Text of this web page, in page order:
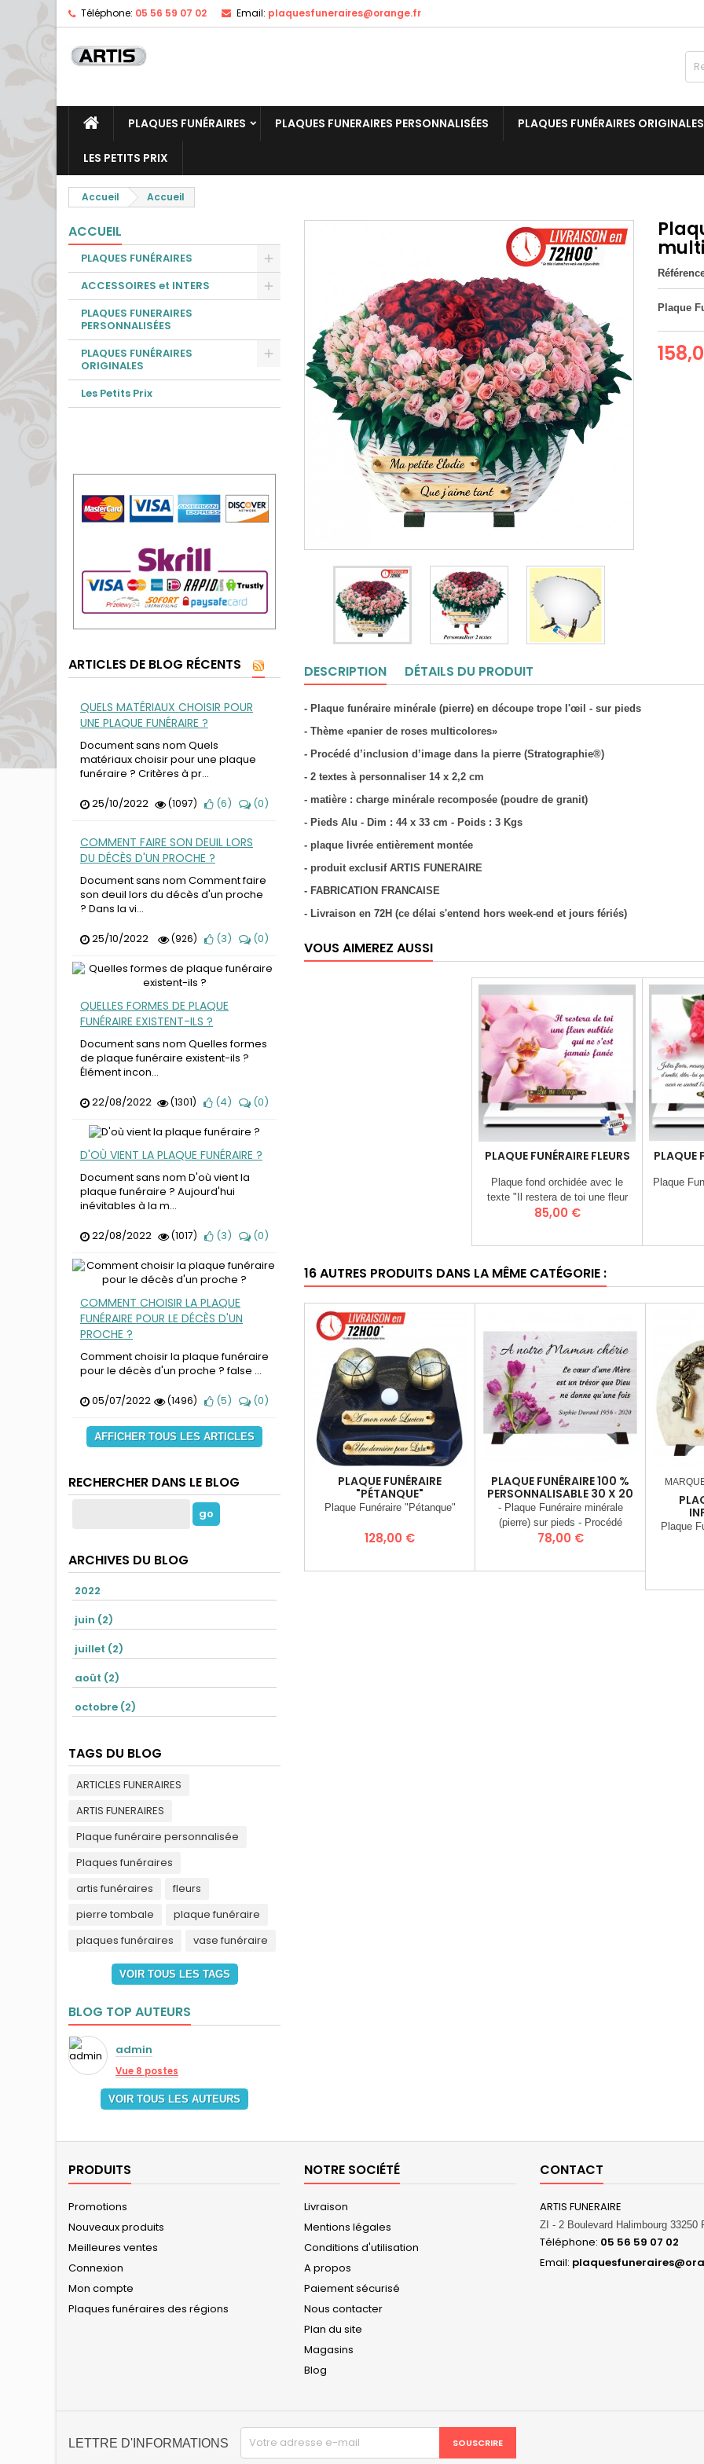
Téléphone: 05 56 59 07 02 Email: plaquesfuneraires@orange.fr
PLAQUES FUNÉRAIRES PLAQUES FUNERAIRES PERSONNALISÉES PLAQUES FUNÉRAIRES ORIGINALES
LES PETITS PRIX
Accueil Accueil
ACCUEIL
PLAQUES FUNÉRAIRES
ACCESSOIRES et INTERS
PLAQUES FUNERAIRES
PERSONNALISÉES
PLAQUES FUNÉRAIRES
ORIGINALES
Les Petits Prix
ARTICLES DE BLOG RÉCENTS
QUELS MATÉRIAUX CHOISIR POUR
UNE PLAQUE FUNÉRAIRE ?
Document sans nom Quels
matériaux choisir pour une plaque
funéraire ? Critères à pr...
25/10/2022
(1097) (6) (0)
COMMENT FAIRE SON DEUIL LORS
DU DÉCÈS D'UN PROCHE ?
Document sans nom Comment faire
son deuil lors du décès d'un proche
? Dans la vi...
25/10/2022
(926) (3) (0)
QUELLES FORMES DE PLAQUE
FUNÉRAIRE EXISTENT-ILS ?
Document sans nom Quelles formes
de plaque funéraire existent-ils ?
Élément incon...
22/08/2022
(1301) (4) (0)
D'OÙ VIENT LA PLAQUE FUNÉRAIRE ?
Document sans nom D'où vient la
plaque funéraire ? Aujourd'hui
inévitables à la m...
22/08/2022
(1017) (3) (0)
COMMENT CHOISIR LA PLAQUE
FUNÉRAIRE POUR LE DÉCÈS D'UN
PROCHE ?
Comment choisir la plaque funéraire
pour le décès d'un proche ? false ...
05/07/2022
(1496) (5) (0)
AFFICHER TOUS LES ARTICLES
RECHERCHER DANS LE BLOG
ARCHIVES DU BLOG
2022
juin (2)
juillet (2)
août (2)
octobre (2)
TAGS DU BLOG
ARTICLES FUNERAIRES
ARTIS FUNERAIRES
Plaque funéraire personnalisée
Plaques funéraires
artis funéraires
fleurs
pierre tombale
plaque funéraire
plaques funéraires
vase funéraire
VOIR TOUS LES TAGS
BLOG TOP AUTEURS
admin
Vue 8 postes
VOIR TOUS LES AUTEURS
Plaque
DESCRIPTION DÉTAILS DU PRODUIT
- Plaque funéraire minérale (pierre) en découpe trope l'œil - sur pieds
- Thème «panier de roses multicolores»
- Procédé d’inclusion d’image dans la pierre (Stratographie®)
- 2 textes à personnaliser 14 x 2,2 cm
- matière : charge minérale recomposée (poudre de granit)
- Pieds Alu - Dim : 44 x 33 cm - Poids : 3 Kgs
- plaque livrée entièrement montée
- produit exclusif ARTIS FUNERAIRE
- FABRICATION FRANCAISE
- Livraison en 72H (ce délai s'entend hors week-end et jours fériés)
VOUS AIMEREZ AUSSI
PLAQUE FUNÉRAIRE FLEURS
Plaque fond orchidée avec le
texte "Il restera de toi une fleur
oubliée qui ne s'est jamais fanée"
Prix
85,00 €
PLAQUE
Plaque
16 AUTRES PRODUITS DANS LA MÊME CATÉGORIE :
PLAQUE FUNÉRAIRE
"PÉTANQUE"
Plaque Funéraire "Pétanque"
Prix
128,00 €
PLAQUE FUNÉRAIRE 100 %
PERSONNALISABLE 30 X 20
CM
- Plaque Funéraire minérale
(pierre) sur pieds - Procédé
d’inclusion d’image dans la pierre
Prix
78,00 €
Plaque
PRODUITS
Promotions
Nouveaux produits
Meilleures ventes
Connexion
Mon compte
Plaques funéraires des régions
NOTRE SOCIÉTÉ
Livraison
Mentions légales
Conditions d'utilisation
A propos
Paiement sécurisé
Nous contacter
Plan du site
Magasins
Blog
CONTACT
ARTIS FUNERAIRE
ZI - 2 Boulevard Halimbourg 33250
Téléphone: 05 56 59 07 02
Email:
LETTRE D'INFORMATIONS